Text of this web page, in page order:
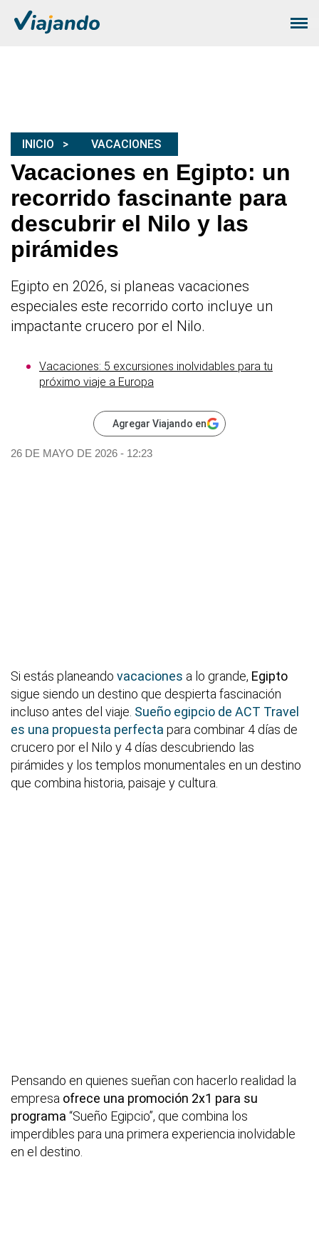
INICIO VACACIONES
Vacaciones en Egipto: un
recorrido fascinante para
descubrir el Nilo y las
pirámides
Egipto en 2026, si planeas vacaciones
especiales este recorrido corto incluye un
impactante crucero por el Nilo.
Vacaciones: 5 excursiones inolvidables para tu
próximo viaje a Europa
Agregar Viajando en
26 DE MAYO DE 2026 - 12:23
Si estás planeando vacaciones a lo grande, Egipto
sigue siendo un destino que despierta fascinación
incluso antes del viaje. Sueño egipcio de ACT Travel
es una propuesta perfecta para combinar 4 días de
crucero por el Nilo y 4 días descubriendo las
pirámides y los templos monumentales en un destino
que combina historia, paisaje y cultura.
Pensando en quienes sueñan con hacerlo realidad la
empresa ofrece una promoción 2x1 para su
programa “Sueño Egipcio”, que combina los
imperdibles para una primera experiencia inolvidable
en el destino.